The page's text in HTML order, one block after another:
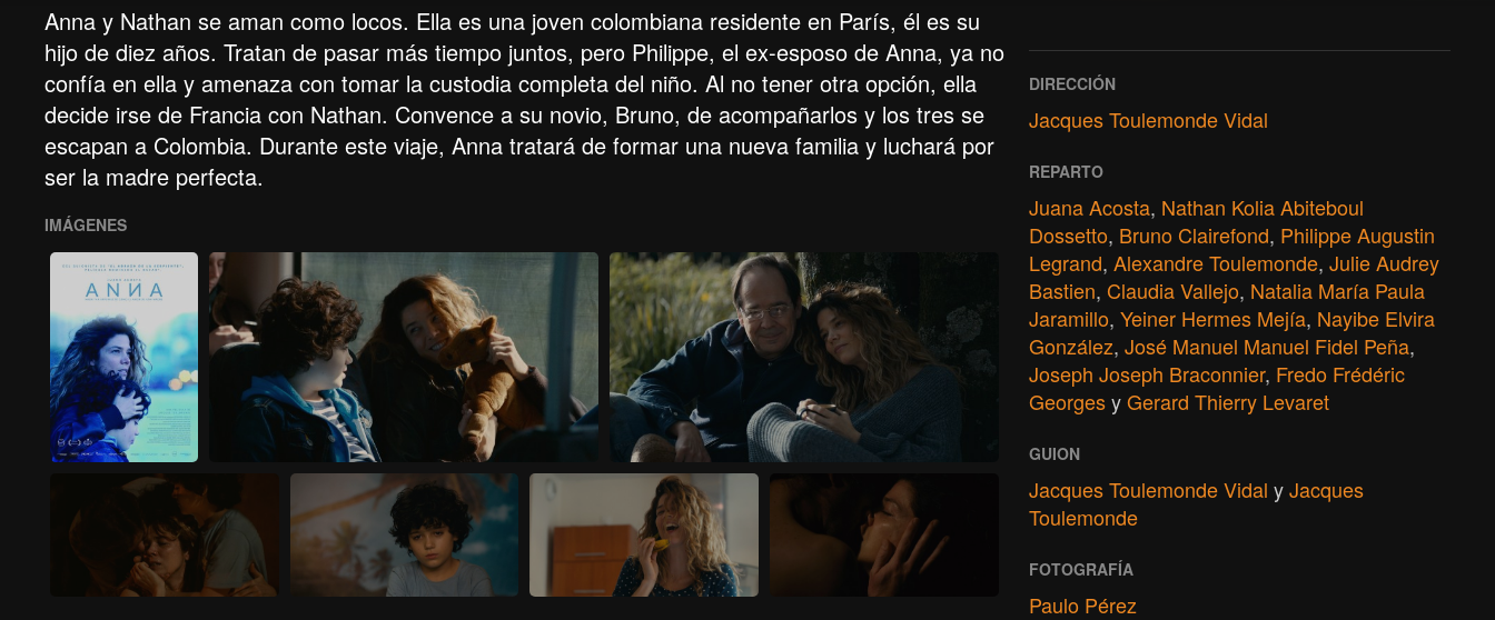
Anna y Nathan se aman como locos. Ella es una joven colombiana residente en París, él es su
hijo de diez años. Tratan de pasar más tiempo juntos, pero Philippe, el ex-esposo de Anna, ya no
confía en ella y amenaza con tomar la custodia completa del niño. Al no tener otra opción, ella
decide irse de Francia con Nathan. Convence a su novio, Bruno, de acompañarlos y los tres se
escapan a Colombia. Durante este viaje, Anna tratará de formar una nueva familia y luchará por
ser la madre perfecta.
IMÁGENES
DIRECCIÓN
Jacques Toulemonde Vidal
REPARTO
Juana Acosta, Nathan Kolia Abiteboul
Dossetto, Bruno Clairefond, Philippe Augustin
Legrand, Alexandre Toulemonde, Julie Audrey
Bastien, Claudia Vallejo, Natalia María Paula
Jaramillo, Yeiner Hermes Mejía, Nayibe Elvira
González, José Manuel Manuel Fidel Peña,
Joseph Joseph Braconnier, Fredo Frédéric
GeorgesyGerard Thierry Levaret
GUION
Jacques Toulemonde Vidal yJacques
Toulemonde
FOTOGRAFÍA
Paulo Pérez